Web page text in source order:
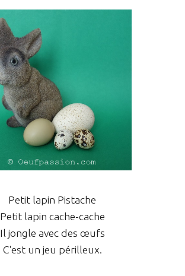
Petit lapin Pistache
Petit lapin cache-cache
Il jongle avec des œufs
C'est un jeu périlleux.